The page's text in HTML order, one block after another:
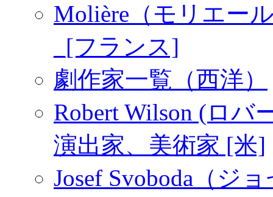
Molière（モリエー
_[フランス]
劇作家一覧（西洋）
Robert Wilson (ロバ
演出家、美術家 [米]
Josef Svoboda（ジ